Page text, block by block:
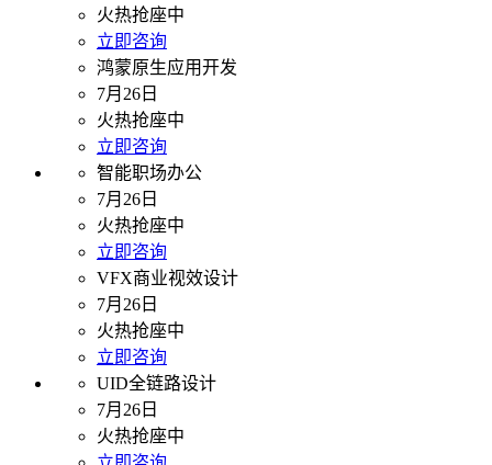
火热抢座中
立即咨询
鸿蒙原生应用开发
7月26日
火热抢座中
立即咨询
智能职场办公
7月26日
火热抢座中
立即咨询
VFX商业视效设计
7月26日
火热抢座中
立即咨询
UID全链路设计
7月26日
火热抢座中